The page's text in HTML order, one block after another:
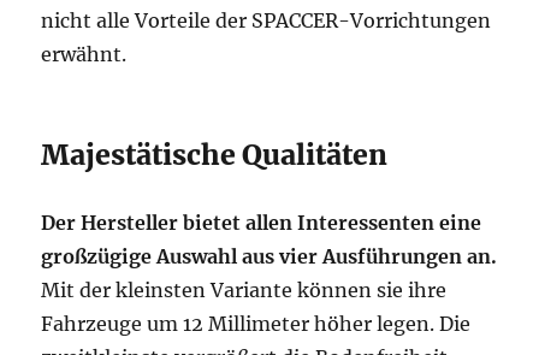
nicht alle Vorteile der SPACCER-Vorrichtungen
erwähnt.
Majestätische Qualitäten
Der Hersteller bietet allen Interessenten eine
großzügige Auswahl aus vier Ausführungen an.
Mit der kleinsten Variante können sie ihre
Fahrzeuge um 12 Millimeter höher legen. Die